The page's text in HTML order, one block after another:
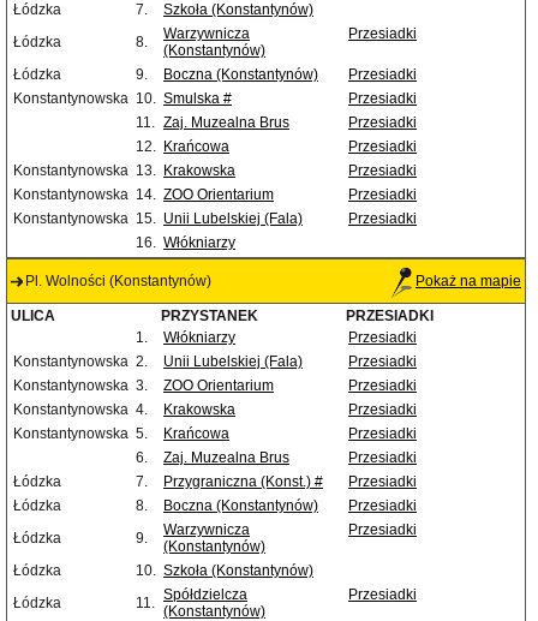
Łódzka 7.
Szkoła (Konstantynów)
Łódzka
8.
Warzywnicza
(Konstantynów)
Przesiadki
Łódzka 9. Boczna (Konstantynów)
Przesiadki
Konstantynowska 10. Smulska #
Przesiadki
11. Zaj. Muzealna Brus
Przesiadki
12. Krańcowa
Przesiadki
Konstantynowska 13. Krakowska
Przesiadki
Konstantynowska 14. ZOO Orientarium
Przesiadki
Konstantynowska 15. Unii Lubelskiej (Fala)
Przesiadki
16. Włókniarzy
Pl. Wolności (Konstantynów) Pokaż na mapie
ULICA PRZYSTANEK
PRZESIADKI
1.
Włókniarzy
Przesiadki
Konstantynowska 2. Unii Lubelskiej (Fala)
Przesiadki
Konstantynowska 3. ZOO Orientarium
Przesiadki
Konstantynowska 4. Krakowska
Przesiadki
Konstantynowska 5. Krańcowa
Przesiadki
6.
Zaj. Muzealna Brus
Przesiadki
Łódzka
7. Przygraniczna (Konst.) #
Przesiadki
Łódzka
8. Boczna (Konstantynów)
Przesiadki
Łódzka
9.
Warzywnicza
(Konstantynów)
Przesiadki
Łódzka 10. Szkoła (Konstantynów)
Łódzka
11. Spółdzielcza
(Konstantynów)
Przesiadki